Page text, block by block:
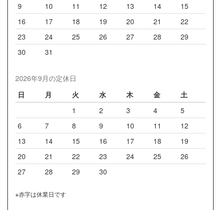
9
10 11 12 13 14
15
16
17 18 19 20 21
22
23
24 25 26 27 28
29
30
31
2026年9月の定休日
日
月 火 水 木 金
土
1
2 3 4
5
6
7 8 9 10 11
12
13
14 15 16 17 18
19
20
21 22 23 24 25
26
27
28 29 30
※赤字は休業日です